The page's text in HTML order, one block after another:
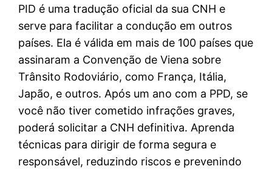
PID é uma tradução oficial da sua CNH e
serve para facilitar a condução em outros
países. Ela é válida em mais de 100 países que
assinaram a Convenção de Viena sobre
Trânsito Rodoviário, como França, Itália,
Japão, e outros. Após um ano com a PPD, se
você não tiver cometido infrações graves,
poderá solicitar a CNH definitiva. Aprenda
técnicas para dirigir de forma segura e
responsável, reduzindo riscos e prevenindo